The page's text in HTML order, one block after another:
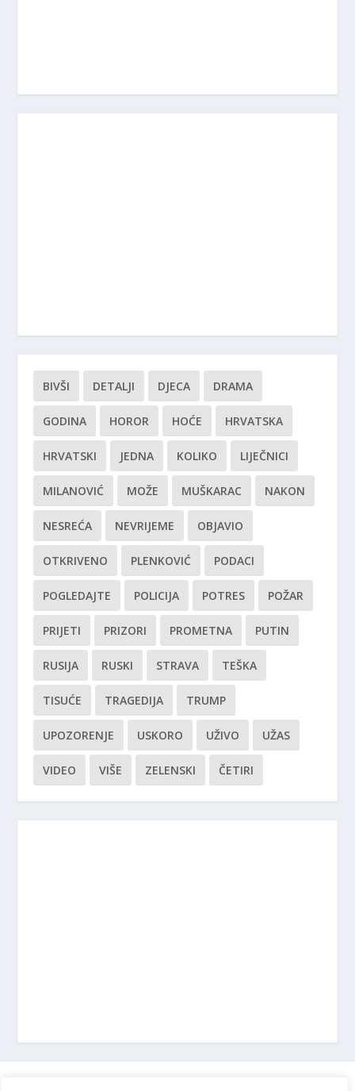
BIVŠI DETALJI DJECA DRAMA
GODINA HOROR HOĆE HRVATSKA
HRVATSKI JEDNA KOLIKO LIJEČNICI
MILANOVIĆ MOŽE MUŠKARAC NAKON
NESREĆA NEVRIJEME OBJAVIO
OTKRIVENO PLENKOVIĆ PODACI
POGLEDAJTE POLICIJA POTRES POŽAR
PRIJETI PRIZORI PROMETNA PUTIN
RUSIJA RUSKI STRAVA TEŠKA
TISUĆE TRAGEDIJA TRUMP
UPOZORENJE USKORO UŽIVO UŽAS
VIDEO VIŠE ZELENSKI ČETIRI